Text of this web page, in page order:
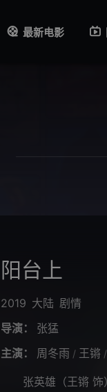
最新电影
阳台上
2019 大陆 剧情
导演：
张猛
主演：
周冬雨 / 王锵 /
张英雄（王锵 饰